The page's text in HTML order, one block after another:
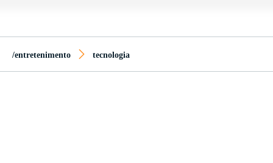
/entretenimento tecnologia